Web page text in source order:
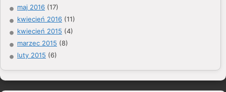
maj 2016 (17)
kwiecień 2016 (11)
kwiecień 2015 (4)
marzec 2015 (8)
luty 2015 (6)